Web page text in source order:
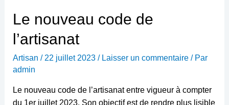
aux
actuelles
ou
fermer
Le nouveau code de
l’artisanat
Artisan / 22 juillet 2023 / Laisser un commentaire / Par
admin
Le nouveau code de l’artisanat entre vigueur à compter
du 1er juillet 2023. Son objectif est de rendre plus lisible